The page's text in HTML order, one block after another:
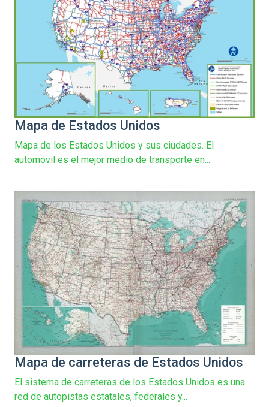
Mapa de Estados Unidos
Mapa de los Estados Unidos y sus ciudades. El
automóvil es el mejor medio de transporte en...
Mapa de carreteras de Estados Unidos
El sistema de carreteras de los Estados Unidos es una
red de autopistas estatales, federales y...